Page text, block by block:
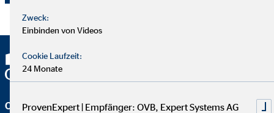
OVB Vermögensberatung AG
Zweck:
Einbinden von Videos
Cookie Laufzeit:
24 Monate
ProvenExpert | Empfänger: OVB, Expert Systems AG